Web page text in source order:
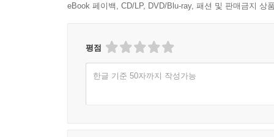
eBook 페이백, CD/LP, DVD/Blu-ray, 패션 및 판매금지 상
평점
한글 기준 50자까지 작성가능